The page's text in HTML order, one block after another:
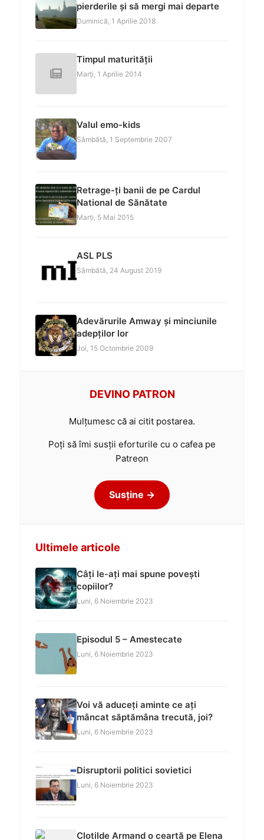
pierderile și să mergi mai departe
Duminică, 1 Aprilie 2018
Timpul maturității
Marți, 1 Aprilie 2014
Valul emo-kids
Sâmbătă, 1 Septembrie 2007
Retrage-ți banii de pe Cardul
National de Sănătate
Marți, 5 Mai 2015
ASL PLS
Sâmbătă, 24 August 2019
Adevărurile Amway și minciunile
adepților lor
Joi, 15 Octombrie 2009
DEVINO PATRON
Mulțumesc că ai citit postarea.
Poți să îmi susții eforturile cu o cafea pe
Patreon
Susține →
Ultimele articole
Câți le-ați mai spune povești
copiilor?
Luni, 6 Noiembrie 2023
Episodul 5 – Amestecate
Luni, 6 Noiembrie 2023
Voi vă aduceți aminte ce ați
mâncat săptămâna trecută, joi?
Luni, 6 Noiembrie 2023
Disruptorii politici sovietici
Luni, 6 Noiembrie 2023
Clotilde Armand o ceartă pe Elena